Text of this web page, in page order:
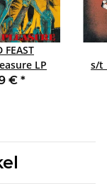
FEAST
LP
€ *